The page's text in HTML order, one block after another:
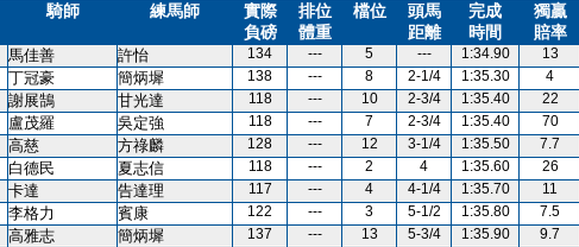
騎師 練馬師
實際
負磅
排位
體重
檔位
頭馬
距離
完成
時間
獨贏
賠率
馬佳善 許怡 134 --- 5 --- 1:34.90
13
丁冠豪 簡炳墀 138 --- 8 2-1/4 1:35.30
4
謝展鵠 甘光達 118 --- 10 2-3/4 1:35.40
22
盧茂羅 吳定強 118 --- 7 2-3/4 1:35.40
70
高慈 方祿麟 128 --- 12 3-1/4 1:35.50
7.7
白德民 夏志信 118 --- 2 4 1:35.60
26
卡達 告達理 117 --- 4 4-1/4 1:35.70
11
李格力 賓康 122 --- 3 5-1/2 1:35.80
7.5
高雅志 簡炳墀 137 --- 13 5-3/4 1:35.90
9.7